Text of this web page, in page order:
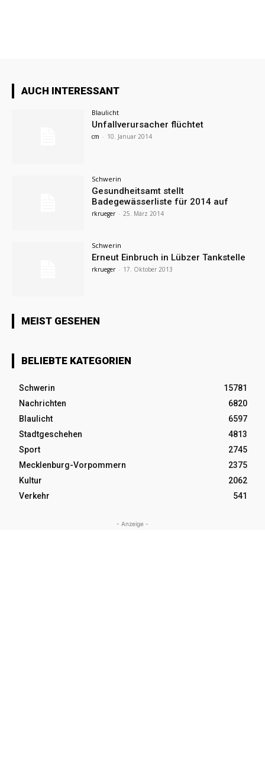
AUCH INTERESSANT
Blaulicht
Unfallverursacher flüchtet
cm - 10. Januar 2014
Schwerin
Gesundheitsamt stellt
Badegewässerliste für 2014 auf
rkrueger - 25. März 2014
Schwerin
Erneut Einbruch in Lübzer Tankstelle
rkrueger - 17. Oktober 2013
MEIST GESEHEN
BELIEBTE KATEGORIEN
Schwerin
15781
Nachrichten
6820
Blaulicht
6597
Stadtgeschehen
4813
Sport
2745
Mecklenburg-Vorpommern
2375
Kultur
2062
Verkehr
541
- Anzeige -